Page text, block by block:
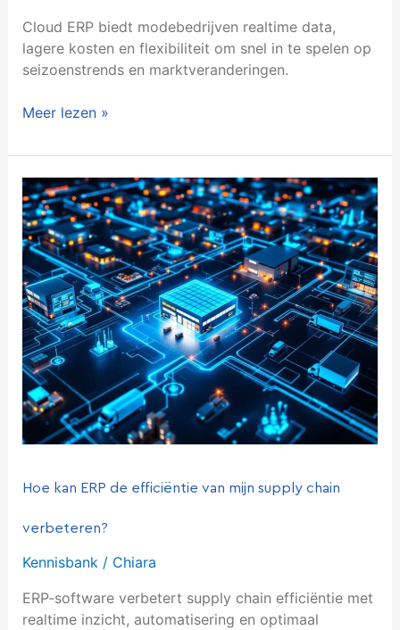
Cloud ERP biedt modebedrijven realtime data,
lagere kosten en flexibiliteit om snel in te spelen op
seizoenstrends en marktveranderingen.
Meer lezen »
Hoe kan ERP de efficiëntie van mijn supply chain
verbeteren?
Kennisbank/ Chiara
ERP-software verbetert supply chain efficiëntie met
realtime inzicht, automatisering en optimaal
Hoe
kan
ERP
de
efficiëntie
van
mijn
supply
chain
verbeteren?